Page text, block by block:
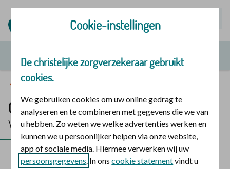
Vergoedingen en zorg
Cursus afvallen
Vergoeding 2025
2025 2026
Cookie-instellingen
De christelijke zorgverzekeraar gebruikt
cookies.
We gebruiken cookies om uw online gedrag te
analyseren en te combineren met gegevens die we van
u hebben. Zo weten we welke advertenties werken en
kunnen we u persoonlijker helpen via onze website,
app of sociale media. Hiermee verwerken wij uw
persoonsgegevens. In onscookie statementvindt u